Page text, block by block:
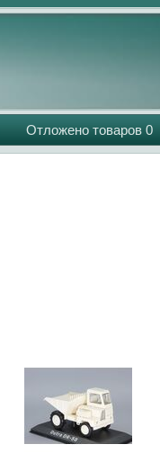
Отложено товаров 0